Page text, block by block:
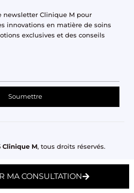
MA CONSULTATION
newsletter Clinique M pour
innovations en matière de soins
exclusives et des conseils
Soumettre
Clinique M, tous droits réservés.
Y
o
I
n
s
F